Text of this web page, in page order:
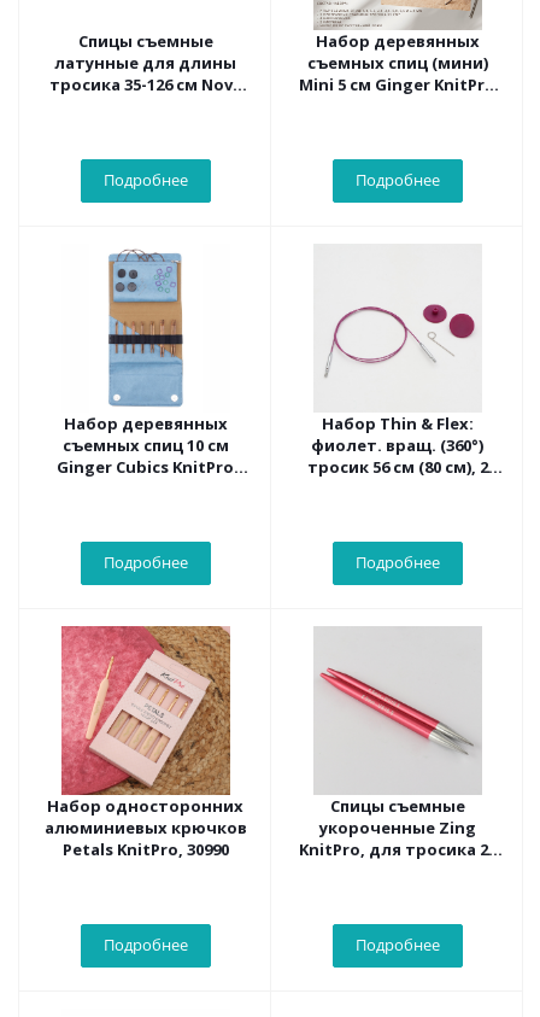
Спицы съемные
латунные для длины
тросика 35-126 см Nova
Подробнее
Набор деревянных
съемных спиц (мини)
Mini 5 см Ginger KnitPro
Подробнее
Набор деревянных
съемных спиц 10 см
Ginger Cubics KnitPro
Подробнее
Набор Thin & Flex:
фиолет. вращ. (360°)
тросик 56 см (80 см), 2
Подробнее
Набор односторонних
алюминиевых крючков
Petals KnitPro, 30990
Подробнее
Спицы съемные
укороченные Zing
KnitPro, для тросика 20
Подробнее